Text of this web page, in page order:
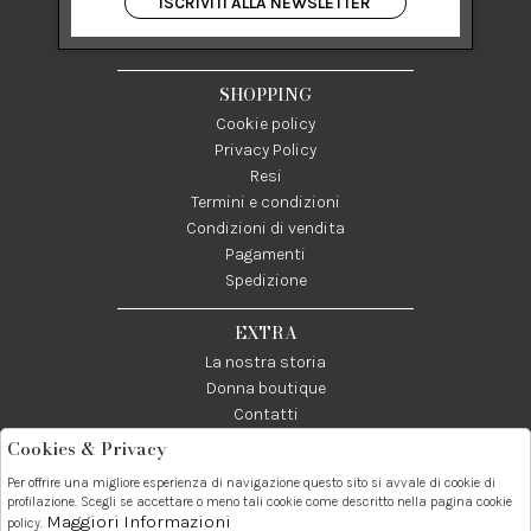
84122 Salerno Italia
P IVA 03024950655
SHOPPING
Cookie policy
Privacy Policy
Resi
Termini e condizioni
Condizioni di vendita
Pagamenti
Spedizione
EXTRA
La nostra storia
Donna boutique
Contatti
Telefono:
089237858
Whatsapp:
3338855601
Contatti:
info@donna1981.it
Cookies & Privacy
Per offrire una migliore esperienza di navigazione questo sito si avvale di cookie di
profilazione. Scegli se accettare o meno tali cookie come descritto nella pagina cookie
policy. Maggiori Informazioni